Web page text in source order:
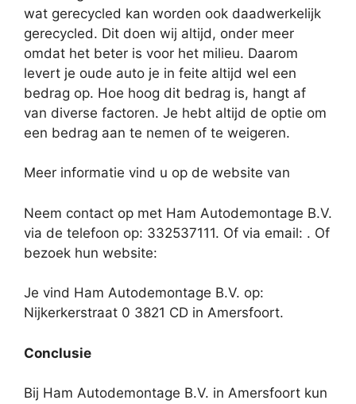
wat gerecycled kan worden ook daadwerkelijk
gerecycled. Dit doen wij altijd, onder meer
omdat het beter is voor het milieu. Daarom
levert je oude auto je in feite altijd wel een
bedrag op. Hoe hoog dit bedrag is, hangt af
van diverse factoren. Je hebt altijd de optie om
een bedrag aan te nemen of te weigeren.
Meer informatie vind u op de website van
Neem contact op met Ham Autodemontage B.V.
via de telefoon op: 332537111. Of via email: . Of
bezoek hun website:
Je vind Ham Autodemontage B.V. op:
Nijkerkerstraat 0 3821 CD in Amersfoort.
Conclusie
Bij Ham Autodemontage B.V. in Amersfoort kun